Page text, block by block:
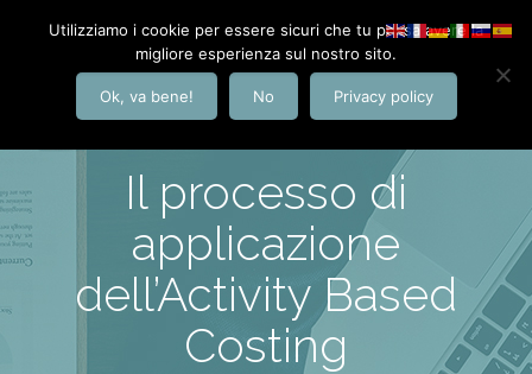
Il processo di
applicazione
dell’Activity Based
Costing
Utilizziamo i cookie per essere sicuri che tu possa avere la
migliore esperienza sul nostro sito.
Ok, va bene! No Privacy policy